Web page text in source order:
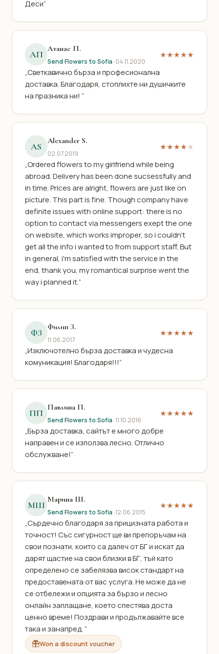
Деси“
АП
Атанас П.
Send Flowers to Sofia ·04.11.2020
★★★★★
„Светкавично бърза и професионална
доставка. Благодаря, стоплихте ни душичките
на празника ни! “
AS
Alexander S.
02.07.2019
★★★★★
„Ordered flowers to my girlfriend while being
abroad. Delivery has been done sucsessfully and
in time. Prices are alright, flowers are just like on
picture. This part is fine. Though company have
definite issues with online support: there is no
option to contact via messengers exept the one
on website, which works improper, so i couldn't
get all the info i wanted to from support staff. But
in general, i'm satisfied with the service in the
end, thank you, my romantical surprise went the
way i planned it.“
ФЗ
Филип З.
11.06.2017
★★★★★
„Изключотелно бърза доставка и чудесна
комуникация! Благодаря!!!“
ПП
Павлина П.
Send Flowers to Sofia ·11.10.2016
★★★★★
„Бърза доставка, сайтът е много добре
направен и се използва лесно. Отлично
обслужване!“
МШ
Марина Ш.
Send Flowers to Sofia ·12.06.2015
★★★★★
„Сърдечно благодаря за прицизната работа и
точност! Със сигурност ще ви препоръчам на
свои познати, които са далеч от БГ и искат да
дарят щастие на свои близки в БГ, тъй като
определено се забелязва висок стандарт на
предоставената от вас услуга. Не може да не
се отбележи и опцията за бързо и лесно
онлайн заплащане, което спестява доста
ценно време! Поздрави и продължавайте все
така и занапред. “
Won a discount voucher